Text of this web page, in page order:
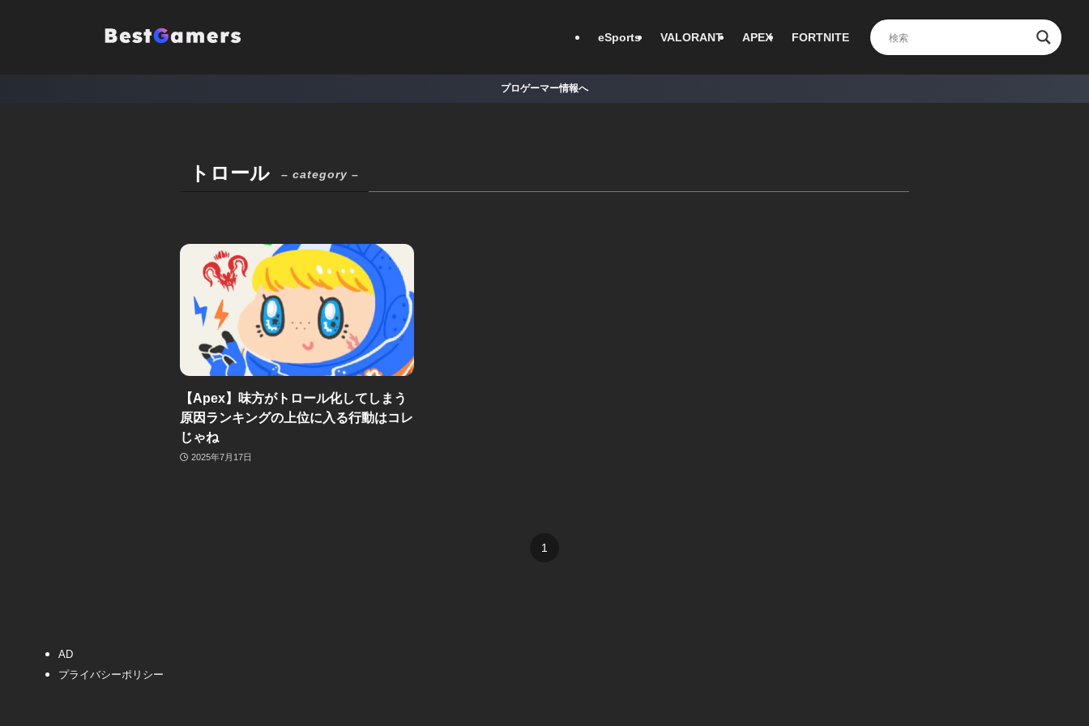
eSports VALORANT APEX FORTNITE
プロゲーマー情報へ
トロール – category –
【Apex】味方がトロール化してしまう
原因ランキングの上位に入る行動はコレ
じゃね
2025年7月17日
1
AD
プライバシーポリシー